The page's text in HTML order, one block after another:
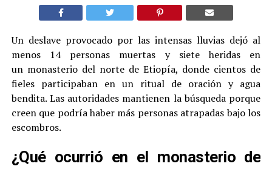
Un deslave provocado por las intensas lluvias dejó al
menos 14 personas muertas y siete heridas en
un monasterio del norte de Etiopía, donde cientos de
fieles participaban en un ritual de oración y agua
bendita. Las autoridades mantienen la búsqueda porque
creen que podría haber más personas atrapadas bajo los
escombros.
¿Qué ocurrió en el monasterio de